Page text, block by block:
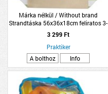
Márka nélkül / Without brand
Strandtáska 56x36x18cm feliratos 3-
féle modell
3 299 Ft
Praktiker
A bolthoz
Info